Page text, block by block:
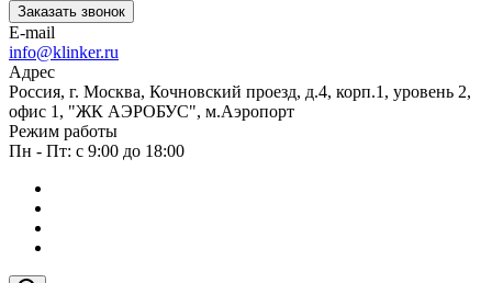
Заказать звонок
E-mail
info@klinker.ru
Адрес
Россия, г. Москва, Кочновский проезд, д.4, корп.1, уровень 2,
офис 1, "ЖК АЭРОБУС", м.Аэропорт
Режим работы
Пн - Пт: с 9:00 до 18:00